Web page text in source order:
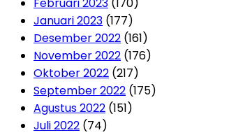
Februari 2023 (170)
Januari 2023 (177)
Desember 2022 (161)
November 2022 (176)
Oktober 2022 (217)
September 2022 (175)
Agustus 2022 (151)
Juli 2022 (74)